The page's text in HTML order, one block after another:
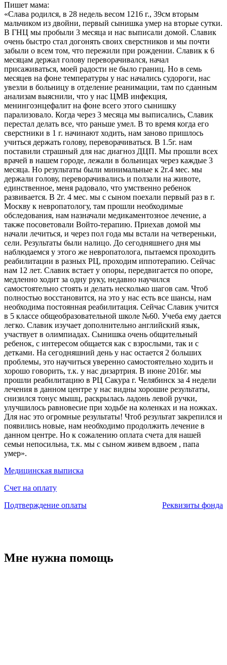
Пишет мама:
«Слава родился, в 28 недель весом 1216 г., 39см вторым
мальчиком из двойни, первый сынишка умер на вторые сутки.
В ГНЦ мы пробыли 3 месяца и нас выписали домой. Славик
очень быстро стал догонять своих сверстников и мы почти
забыли о всем том, что пережили при рождении. Славик к 6
месяцам держал голову переворачивался, начал
присаживаться, моей радости не было границ. Но в семь
месяцев на фоне температуры у нас начались судороги, нас
увезли в больницу в отделение реанимации, там по сданным
анализам выяснили, что у нас ЦМВ инфекция,
менингоэнцефалит на фоне всего этого сынишку
парализовало. Когда через 3 месяца мы выписались, Славик
перестал делать все, что раньше умел. В то время когда его
сверстники в 1 г. начинают ходить, нам заново пришлось
учиться держать голову, переворачиваться. В 1.5г. нам
поставили страшный для нас диагноз ДЦП. Мы прошли всех
врачей в нашем городе, лежали в больницах через каждые 3
месяца. Но результаты были минимальные к 2г.4 мес. мы
держали голову, переворачивались и ползали на животе,
единственное, меня радовало, что умственно ребенок
развивается. В 2г. 4 мес. мы с сыном поехали первый раз в г.
Москву к невропатологу, там прошли необходимые
обследования, нам назначали медикаментозное лечение, а
также посоветовали Войто-терапию. Приехав домой мы
начали лечиться, и через пол года мы встали на четвереньки,
сели. Результаты были налицо. До сегодняшнего дня мы
наблюдаемся у этого же невропатолога, пытаемся проходить
реабилитации в разных РЦ, проходим иппотерапию. Сейчас
нам 12 лет. Славик встает у опоры, передвигается по опоре,
медленно ходит за одну руку, недавно научился
самостоятельно стоять и делать несколько шагов сам. Чтоб
полностью восстановится, на это у нас есть все шансы, нам
необходима постоянная реабилитация. Сейчас Славик учится
в 5 классе общеобразовательной школе №60. Учеба ему дается
легко. Славик изучает дополнительно английский язык,
участвует в олимпиадах. Сынишка очень общительный
ребенок, с интересом общается как с взрослыми, так и с
детками. На сегодняшний день у нас остается 2 больших
проблемы, это научиться уверенно самостоятельно ходить и
хорошо говорить, т.к. у нас дизартрия. В июне 2016г. мы
прошли реабилитацию в РЦ Сакура г. Челябинск за 4 недели
лечения в данном центре у нас видны хорошие результаты,
снизился тонус мышц, раскрылась ладонь левой ручки,
улучшилось равновесие при ходьбе на коленках и на ножках.
Для нас это огромные результаты! Чтоб результат закрепился и
появились новые, нам необходимо продолжить лечение в
данном центре. Но к сожалению оплата счета для нашей
семьи непосильна, т.к. мы с сыном живем вдвоем , папа
умер».
Медицинская выписка
Счет на оплату
Подтверждение оплаты
Реквизиты фонда
Мне нужна помощь